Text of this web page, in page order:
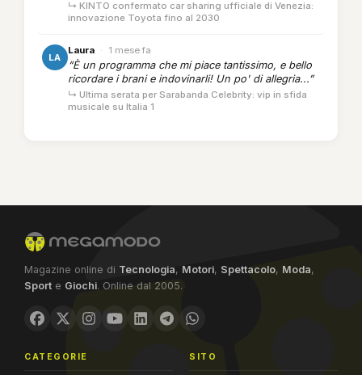
↳ KINTO confermato car sharing ufficiale di Venezia:
innovazione Toyota fino al 2030
LA
Laura · 1 mese fa
“È un programma che mi piace tantissimo, e bello
ricordare i brani e indovinarli! Un po' di allegria...”
↳ Ultima serata per Sarabanda Celebrity: vip in sfida
musicale su Italia 1
Magazine online di Tecnologia, Motori, Spettacolo, Moda,
Sport e Giochi. Online dal 2005.
CATEGORIE SITO